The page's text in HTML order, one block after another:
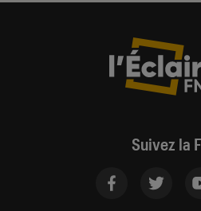
Suivez la